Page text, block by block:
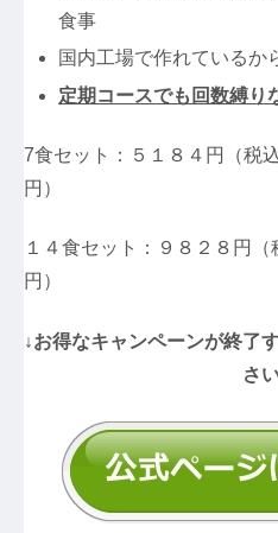
食事
国内工場で作れているか
定期コースでも回数縛り
7食セット：５１８４円（税
円）
１４食セット：９８２８円
円）
↓お得なキャンペーンが終了
さ